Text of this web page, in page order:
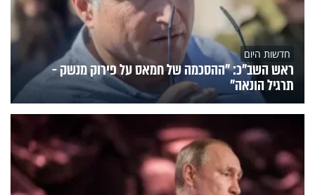
חדשות היום
ראש השב"כ: "ההסכמה של חמאס על פירוק מנשק -
תרגיל הונאה"